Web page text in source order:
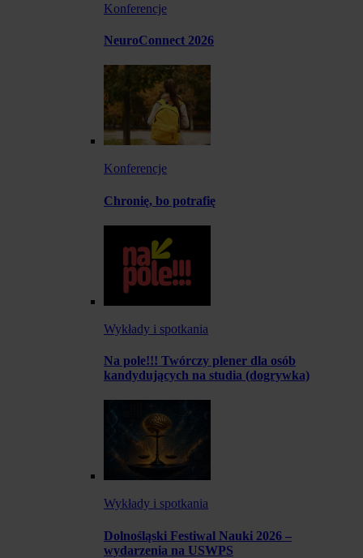
Konferencje
NeuroConnect 2026
Konferencje
Chronię, bo potrafię
Wykłady i spotkania
Na pole!!! Twórczy plener dla osób
kandydujących na studia (dogrywka)
Wykłady i spotkania
Dolnośląski Festiwal Nauki 2026 –
wydarzenia na USWPS